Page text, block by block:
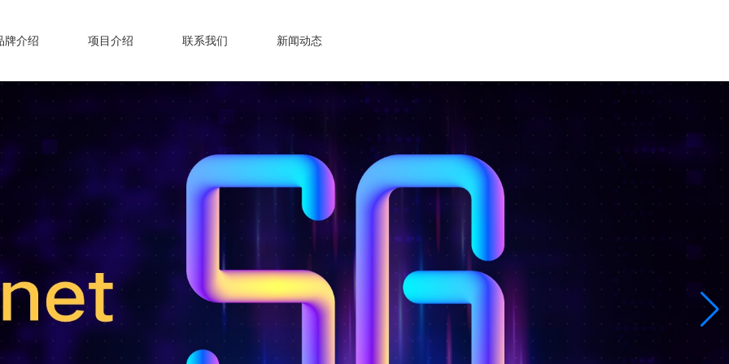
牌介绍 项目介绍 联系我们 新闻动态